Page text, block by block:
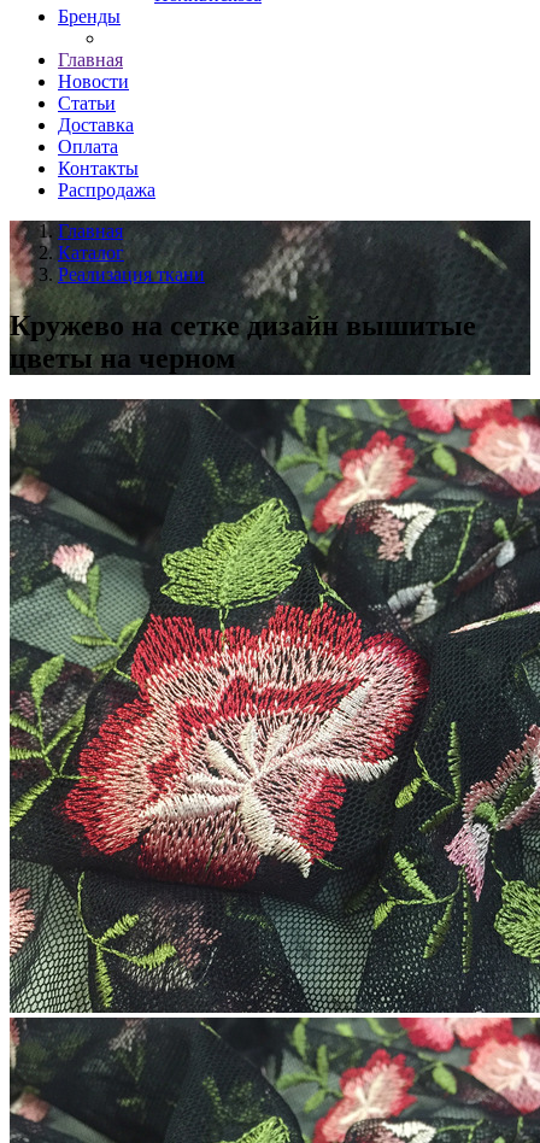
Бренды
Главная
Новости
Статьи
Доставка
Оплата
Контакты
Распродажа
Главная
Каталог
Реализация ткани
Кружево на сетке дизайн вышитые
цветы на черном